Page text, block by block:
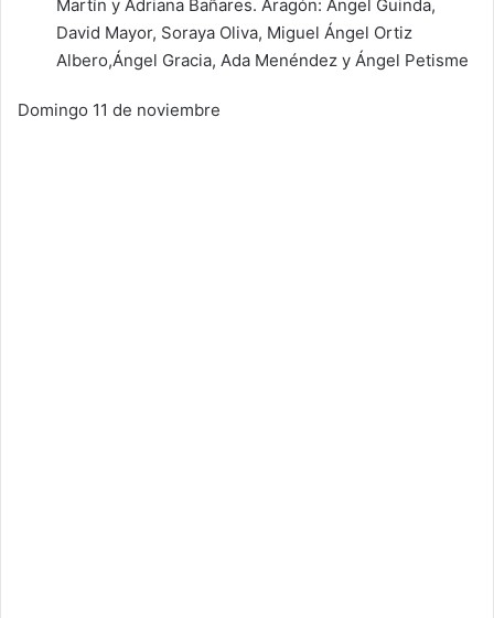
Martín y Adriana Bañares. Aragón: Angel Guinda,
David Mayor, Soraya Oliva, Miguel Ángel Ortiz
Albero,Ángel Gracia, Ada Menéndez y Ángel Petisme
Domingo 11 de noviembre